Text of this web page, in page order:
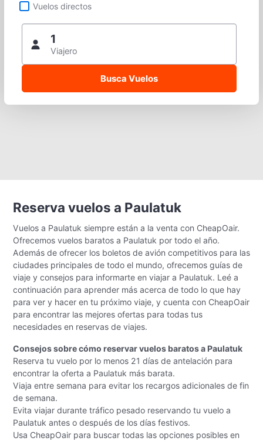
Vuelos directos
1
Viajero
Reserva vuelos a Paulatuk
Vuelos a Paulatuk siempre están a la venta con CheapOair.
Ofrecemos vuelos baratos a Paulatuk por todo el año.
Además de ofrecer los boletos de avión competitivos para las
ciudades principales de todo el mundo, ofrecemos guías de
viaje y consejos para informarte en viajar a Paulatuk. Leé a
continuación para aprender más acerca de todo lo que hay
para ver y hacer en tu próximo viaje, y cuenta con CheapOair
para encontrar las mejores ofertas para todas tus
necesidades en reservas de viajes.
Consejos sobre cómo reservar vuelos baratos a Paulatuk
Reserva tu vuelo por lo menos 21 días de antelación para
encontrar la oferta a Paulatuk más barata.
Viaja entre semana para evitar los recargos adicionales de fin
de semana.
Evita viajar durante tráfico pesado reservando tu vuelo a
Paulatuk antes o después de los días festivos.
Usa CheapOair para buscar todas las opciones posibles en